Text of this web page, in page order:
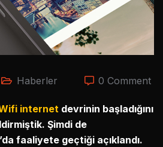
Haberler 0 Comment
internet devrinin başladığını
Şimdi de
faaliyete geçtiği açıklandı.